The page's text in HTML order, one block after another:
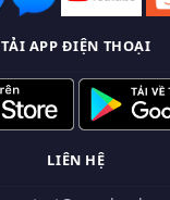
TẢI APP ĐIỆN THOẠI
LIÊN HỆ